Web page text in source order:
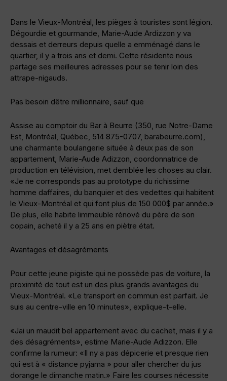
Dans le Vieux-Montréal, les pièges à touristes sont légion.
Dégourdie et gourmande, Marie-Aude Ardizzon y va
dessais et derreurs depuis quelle a emménagé dans le
quartier, il y a trois ans et demi. Cette résidente nous
partage ses meilleures adresses pour se tenir loin des
attrape-nigauds.
Pas besoin dêtre millionnaire, sauf que
Assise au comptoir du Bar à Beurre (350, rue Notre-Dame
Est, Montréal, Québec, 514 875-0707, barabeurre.com),
une charmante boulangerie située à deux pas de son
appartement, Marie-Aude Adizzon, coordonnatrice de
production en télévision, met demblée les choses au clair.
«Je ne corresponds pas au prototype du richissime
homme daffaires, du banquier et des vedettes qui habitent
le Vieux-Montréal et qui font plus de 150 000$ par année.»
De plus, elle habite limmeuble rénové du père de son
copain, acheté il y a 25 ans en piètre état.
Avantages et désagréments
Pour cette jeune pigiste qui ne possède pas de voiture, la
proximité de tout est un des plus grands avantages du
Vieux-Montréal. «Le transport en commun est parfait. Je
suis au centre-ville en 10 minutes», explique-t-elle.
«Jai un maudit bel appartement avec du cachet, mais il y a
des désagréments», estime Marie-Aude Adizzon. Elle
confirme la rumeur: «Il ny a pas dépicerie et presque rien
qui est à « distance pyjama » pour aller chercher du jus
dorange le dimanche matin.» Faire les courses nécessite